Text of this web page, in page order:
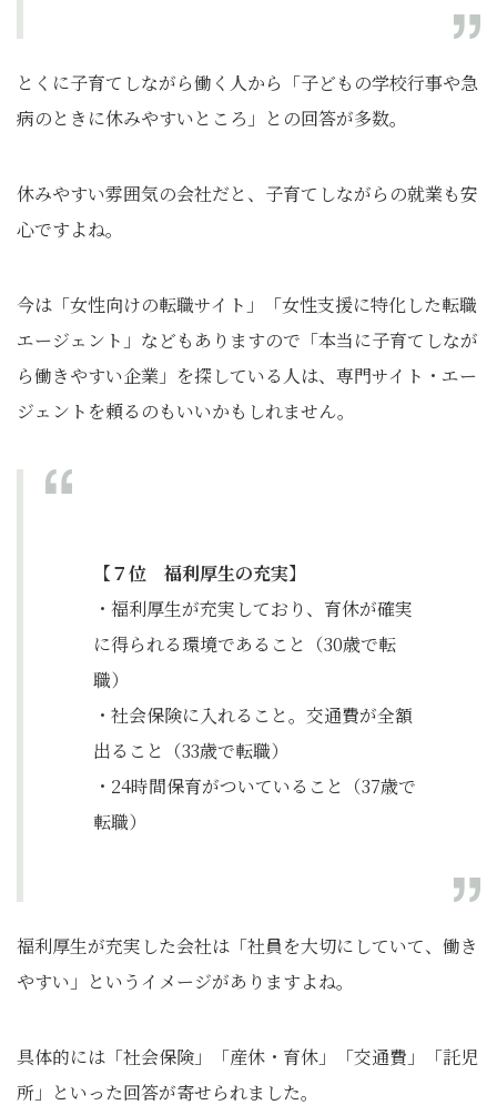
とくに子育てしながら働く人から「子どもの学校行事や急
病のときに休みやすいところ」との回答が多数。
休みやすい雰囲気の会社だと、子育てしながらの就業も安
心ですよね。
今は「女性向けの転職サイト」「女性支援に特化した転職
エージェント」などもありますので「本当に子育てしなが
ら働きやすい企業」を探している人は、専門サイト・エー
ジェントを頼るのもいいかもしれません。
【７位 福利厚生の充実】
・福利厚生が充実しており、育休が確実
に得られる環境であること（30歳で転
職）
・社会保険に入れること。交通費が全額
出ること（33歳で転職）
・24時間保育がついていること（37歳で
転職）
福利厚生が充実した会社は「社員を大切にしていて、働き
やすい」というイメージがありますよね。
具体的には「社会保険」「産休・育休」「交通費」「託児
所」といった回答が寄せられました。